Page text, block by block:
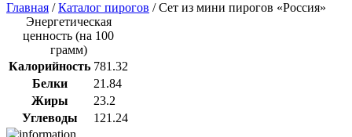
Главная /Каталог пирогов / Сет из мини пирогов «Россия»
Энергетическая
ценность (на 100
грамм)
Калорийность 781.32
Белки
21.84
Жиры
23.2
Углеводы
121.24